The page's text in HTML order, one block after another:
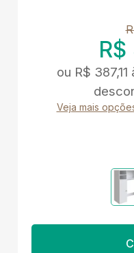
ou R$ 387,11
Veja mais